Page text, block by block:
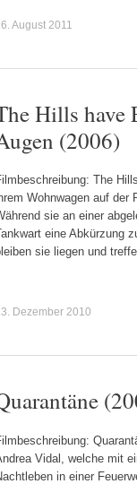
August 2011
Hills have
(2006)
The
Wohnwagen auf der
sie an einer
eine Abkürzung
sie liegen und
Dezember 2010
Vidal, welche mit
in einer